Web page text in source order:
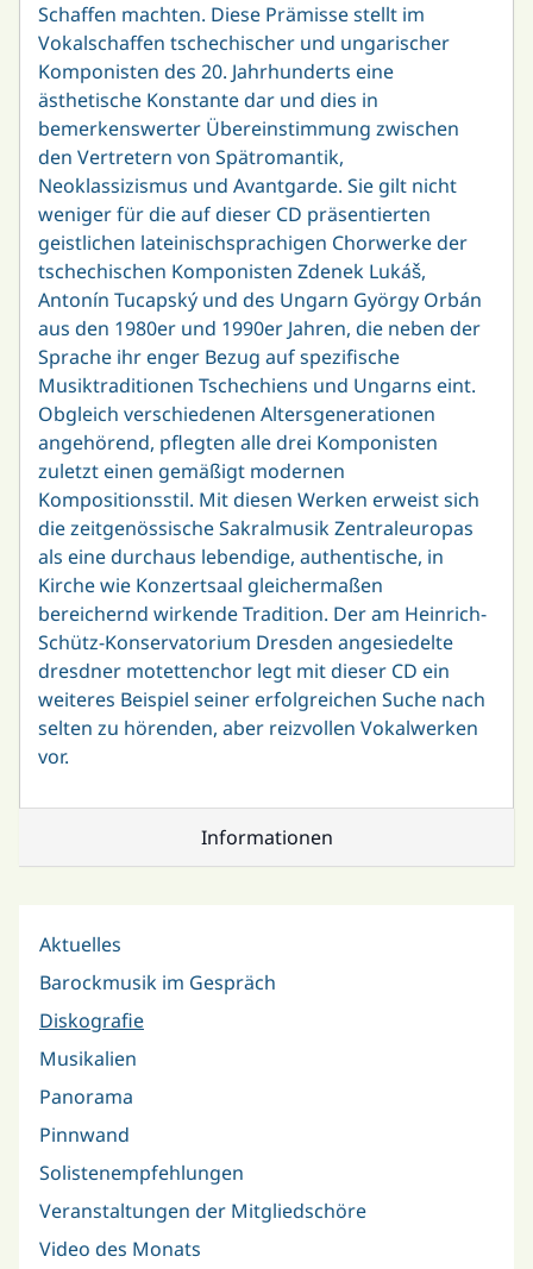
Schaffen machten. Diese Prämisse stellt im
Vokalschaffen tschechischer und ungarischer
Komponisten des 20. Jahrhunderts eine
ästhetische Konstante dar und dies in
bemerkenswerter Übereinstimmung zwischen
den Vertretern von Spätromantik,
Neoklassizismus und Avantgarde. Sie gilt nicht
weniger für die auf dieser CD präsentierten
geistlichen lateinischsprachigen Chorwerke der
tschechischen Komponisten Zdenek Lukáš,
Antonín Tucapský und des Ungarn György Orbán
aus den 1980er und 1990er Jahren, die neben der
Sprache ihr enger Bezug auf spezifische
Musiktraditionen Tschechiens und Ungarns eint.
Obgleich verschiedenen Altersgenerationen
angehörend, pflegten alle drei Komponisten
zuletzt einen gemäßigt modernen
Kompositionsstil. Mit diesen Werken erweist sich
die zeitgenössische Sakralmusik Zentraleuropas
als eine durchaus lebendige, authentische, in
Kirche wie Konzertsaal gleichermaßen
bereichernd wirkende Tradition. Der am Heinrich-
Schütz-Konservatorium Dresden angesiedelte
dresdner motettenchor legt mit dieser CD ein
weiteres Beispiel seiner erfolgreichen Suche nach
selten zu hörenden, aber reizvollen Vokalwerken
vor.
Informationen
Aktuelles
Barockmusik im Gespräch
Diskografie
Musikalien
Panorama
Pinnwand
Solistenempfehlungen
Veranstaltungen der Mitgliedschöre
Video des Monats